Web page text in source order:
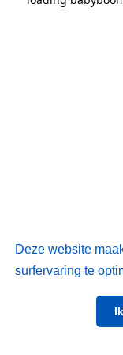
Deze website
surfervaring te